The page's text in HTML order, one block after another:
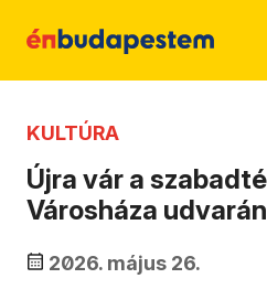
KULTÚRA
Újra vár a
Városháza udvarán
2026. május 26.